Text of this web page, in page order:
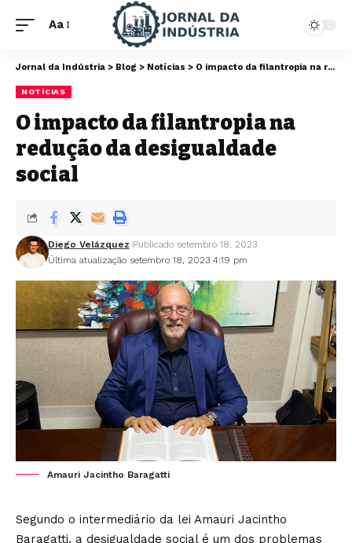
Aa
Jornal da Indústria > Blog > Notícias > O impacto da filantropia na redução da desigualdade social
NOTÍCIAS
O impacto da filantropia na
redução da desigualdade
social
Última atualização setembro 18, 2023 4:19 pm
Diego Velázquez Publicado setembro 18, 2023
Amauri Jacintho Baragatti
Segundo o intermediário da lei Amauri Jacintho
Baragatti, a desigualdade social é um dos problemas